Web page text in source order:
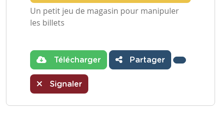
Un petit jeu de magasin pour manipuler
les billets
Télécharger Partager
Signaler